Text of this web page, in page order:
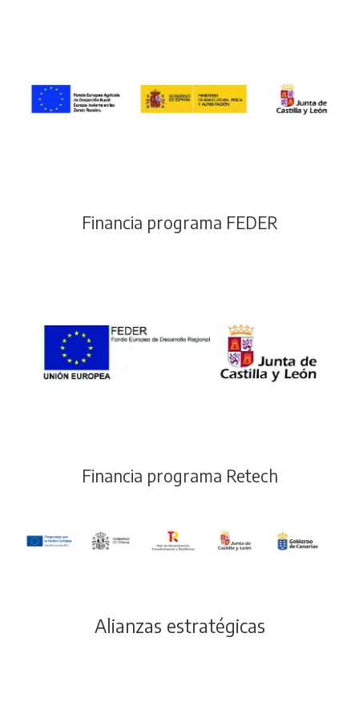
Financia programa FEDER
Financia programa Retech
Alianzas estratégicas